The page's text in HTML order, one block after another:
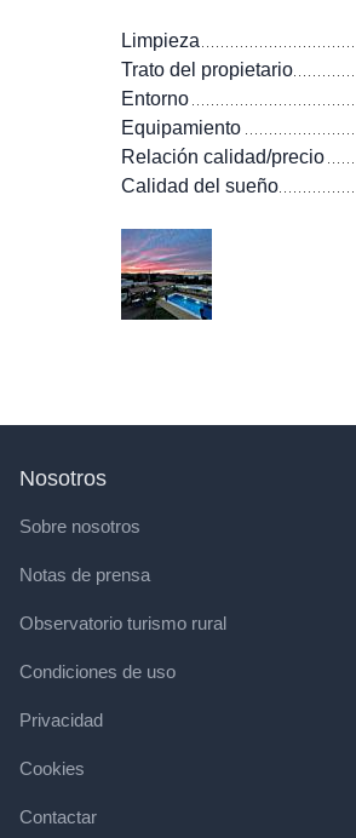
Limpieza
Trato del propietario
Entorno
Equipamiento
Relación calidad/precio
Calidad del sueño
Nosotros
Sobre nosotros
Notas de prensa
Observatorio turismo rural
Condiciones de uso
Privacidad
Cookies
Contactar